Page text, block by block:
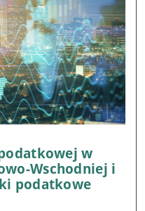
w
Wschodniej i
podatkowe